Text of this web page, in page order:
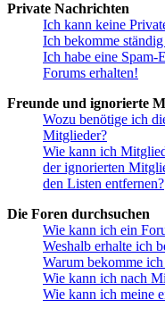
Private Nachrichten
Ich kann keine
Ich bekomme
Ich habe eine
Forums erhalten!
Freunde und ignorierte
Wozu benötige ich
Mitglieder?
Wie kann ich
der ignorierten
den Listen entfernen?
Die Foren durchsuchen
Wie kann ich ein
Weshalb erhalte ich
Warum bekomme
Wie kann ich nach
Wie kann ich meine